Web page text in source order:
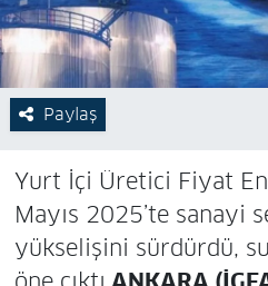
Paylaş
Yurt İçi Üretici Fiyat
Mayıs 2025’te sanayi
yükselişini sürdürdü,